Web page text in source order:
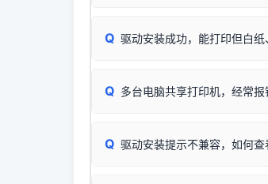
📌 行业常见典型例子（它们
：HP Smart Tank 511、
：Epson L4266、L4268
进行简易复印测试（限一体
❌ 复印无反应/打印白纸 = 打
进入系统打印队列，点击顶
完整图文修复指导：打印机显示
Q 驱动安装成功，能打印但白纸
机身自检或复印同样不正常
Q 多台电脑共享打印机，经常
✅ 建议首先自查：打印机本身
Q 驱动安装提示不兼容，如何